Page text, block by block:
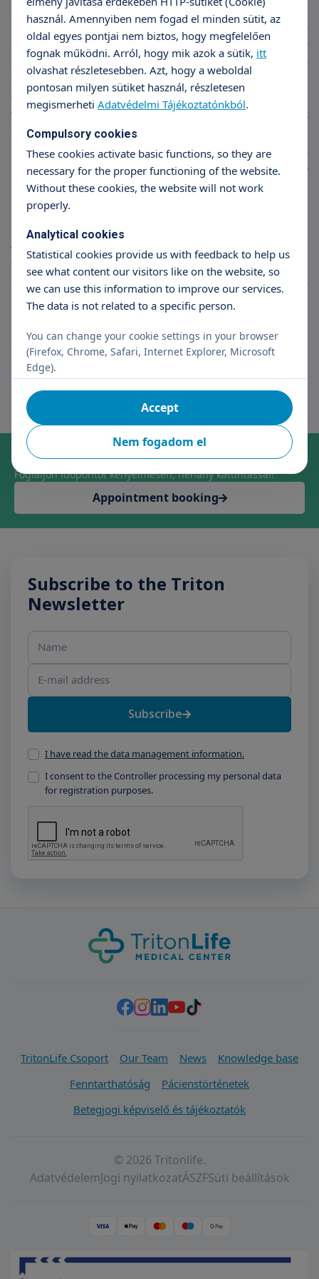
Fenyegető koraszülést jelent a rendszeres
méhösszehúzódás, a 2 cm-nél nagyobb
méhszájtágasság és a 80%-os méhszájelsimulás
együttes előfordulása. Ezek teljesülésekor a kórházi
ellátás megpróbálja az okokat tisztázni és kezelni, a
fájásokat legalább 24 órára leállítani. Ez idő alatt
gyógyszereket adagolunk, melyek legfőbb célja az,
hogy ha mégis megindulna a koraszülés, akkor az
újszülött veszélyeztetettsége a lehető legkisebb
mértékű legyen.
A koraszülés csökkentése érdekében tett lépések
egy része sajnos tudományos elemzés után
alkalmatlannak, bizonyos esetekben károsnak
bizonyult. Ilyenek voltak pl. a méhnyak vizsgálata,
méhnyak záró műtétek, szükségtelen kórházi
befektetés, indokolatlan gyógyszeres kezelés,
előzményben feleslegesen végzett méhszájműtétek.
Online időpontfoglalás szakrendelésre
Foglaljon időpontot kényelmesen, néhány kattintással!
Appointment booking
Subscribe to the Triton
Newsletter
Name
E-mail address
Subscribe
I have read the data management information.
I consent to the Controller processing my personal data
for registration purposes.
TritonLife Csoport Our Team News
Knowledge base
Fenntarthatóság
Pácienstörténetek
Betegjogi képviselő és tájékoztatók
© 2026 Tritonlife.
AdatvédelemJogi nyilatkozatÁSZFSüti beállítások
használ. Amennyiben nem fogad el minden sütit, az
oldal egyes pontjai nem biztos, hogy megfelelően
fognak működni. Arról, hogy mik azok a sütik, itt
olvashat részletesebben. Azt, hogy a weboldal
pontosan milyen sütiket használ, részletesen
megismerheti Adatvédelmi Tájékoztatónkból.
Compulsory cookies
These cookies activate basic functions, so they are
necessary for the proper functioning of the website.
Without these cookies, the website will not work
properly.
Analytical cookies
Statistical cookies provide us with feedback to help us
see what content our visitors like on the website, so
we can use this information to improve our services.
The data is not related to a specific person.
You can change your cookie settings in your browser
(Firefox, Chrome, Safari, Internet Explorer, Microsoft
Edge).
Nem fogadom el
Accept